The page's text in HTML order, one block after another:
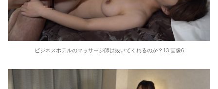
ビジネスホテルのマッサージ師は抜いてくれるのか？13 画像6